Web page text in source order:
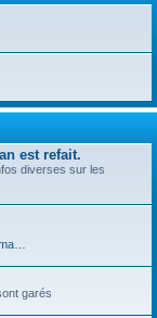
ch
est refait.
diverses sur les
garés